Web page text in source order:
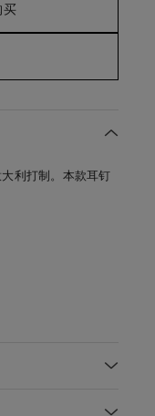
买
利打制。本款耳钉